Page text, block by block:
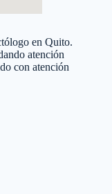
en Quito.
atención
con atención